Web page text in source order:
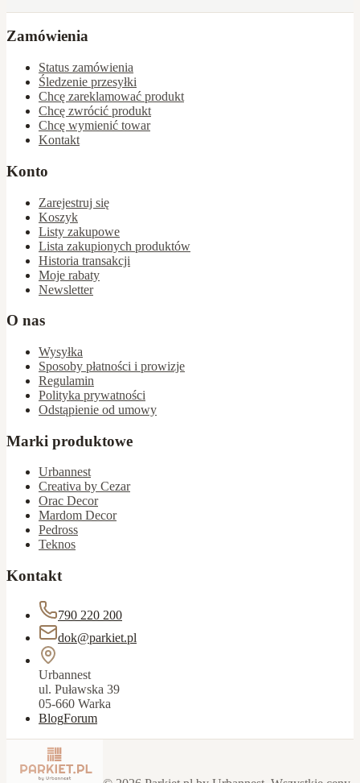
Zamówienia
Status zamówienia
Śledzenie przesyłki
Chcę zareklamować produkt
Chcę zwrócić produkt
Chcę wymienić towar
Kontakt
Konto
Zarejestruj się
Koszyk
Listy zakupowe
Lista zakupionych produktów
Historia transakcji
Moje rabaty
Newsletter
O nas
Wysyłka
Sposoby płatności i prowizje
Regulamin
Polityka prywatności
Odstąpienie od umowy
Marki produktowe
Urbannest
Creativa by Cezar
Orac Decor
Mardom Decor
Pedross
Teknos
Kontakt
790 220 200
dok@parkiet.pl
Urbannest
ul. Puławska 39
05-660 Warka
BlogForum